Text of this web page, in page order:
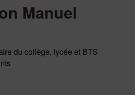
Manuel
du collège, lycée et BTS